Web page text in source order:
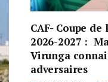
CAF- Coupe
2026-2027 :
Virunga
adversaires